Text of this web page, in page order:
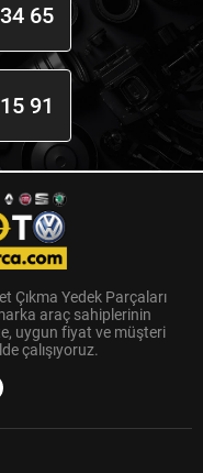
65
91
Çıkma Yedek Parçaları
araç sahiplerinin
uygun fiyat ve müşteri
çalışıyoruz.